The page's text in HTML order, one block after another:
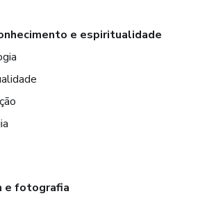
e espiritualidade
e fotografia